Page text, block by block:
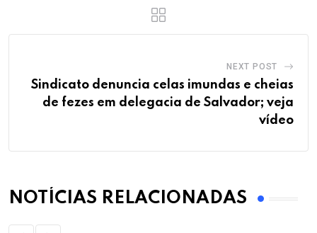
NEXT POST
Sindicato denuncia celas imundas e cheias
de fezes em delegacia de Salvador; veja
vídeo
NOTÍCIAS RELACIONADAS